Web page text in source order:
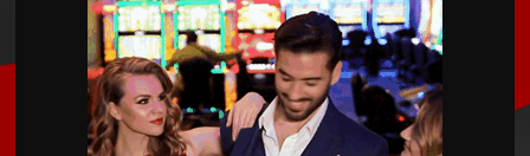
Челзи убедливо го надигра Милан во
Австралија
Кенан Јилдиз на листата на желби на
Арсенал